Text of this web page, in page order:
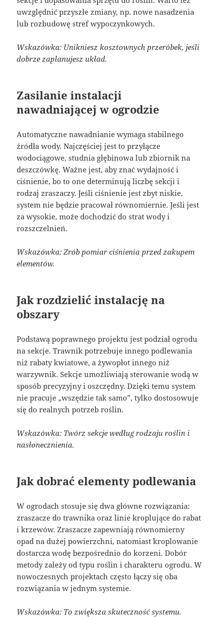
uwzględnić przyszłe zmiany, np. nowe nasadzenia
lub rozbudowę stref wypoczynkowych.
Wskazówka: Unikniesz kosztownych przeróbek, jeśli
dobrze zaplanujesz układ.
Zasilanie instalacji
nawadniającej w ogrodzie
Automatyczne nawadnianie wymaga stabilnego
źródła wody. Najczęściej jest to przyłącze
wodociągowe, studnia głębinowa lub zbiornik na
deszczówkę. Ważne jest, aby znać wydajność i
ciśnienie, bo to one determinują liczbę sekcji i
rodzaj zraszaczy. Jeśli ciśnienie jest zbyt niskie,
system nie będzie pracował równomiernie. Jeśli jest
za wysokie, może dochodzić do strat wody i
rozszczelnień.
Wskazówka: Zrób pomiar ciśnienia przed zakupem
elementów.
Jak rozdzielić instalację na
obszary
Podstawą poprawnego projektu jest podział ogrodu
na sekcje. Trawnik potrzebuje innego podlewania
niż rabaty kwiatowe, a żywopłot innego niż
warzywnik. Sekcje umożliwiają sterowanie wodą w
sposób precyzyjny i oszczędny. Dzięki temu system
nie pracuje „wszędzie tak samo”, tylko dostosowuje
się do realnych potrzeb roślin.
Wskazówka: Twórz sekcje według rodzaju roślin i
nasłonecznienia.
Jak dobrać elementy podlewania
W ogrodach stosuje się dwa główne rozwiązania:
zraszacze do trawnika oraz linie kroplujące do rabat
i krzewów. Zraszacze zapewniają równomierny
opad na dużej powierzchni, natomiast kroplowanie
dostarcza wodę bezpośrednio do korzeni. Dobór
metody zależy od typu roślin i charakteru ogrodu. W
nowoczesnych projektach często łączy się oba
rozwiązania w jednym systemie.
Wskazówka: To zwiększa skuteczność systemu.